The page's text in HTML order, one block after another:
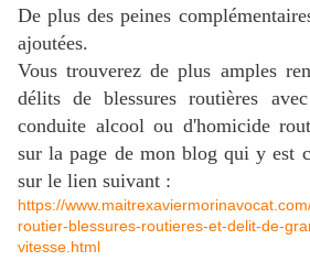
De plus des peines
ajoutées.
Vous trouverez de plus amples
délits de blessures routières
conduite alcool ou d'homicide
sur la page de mon blog qui y est
sur le lien suivant :
https://
routier-blessures-routieres-et-delit-de-
vitesse.html